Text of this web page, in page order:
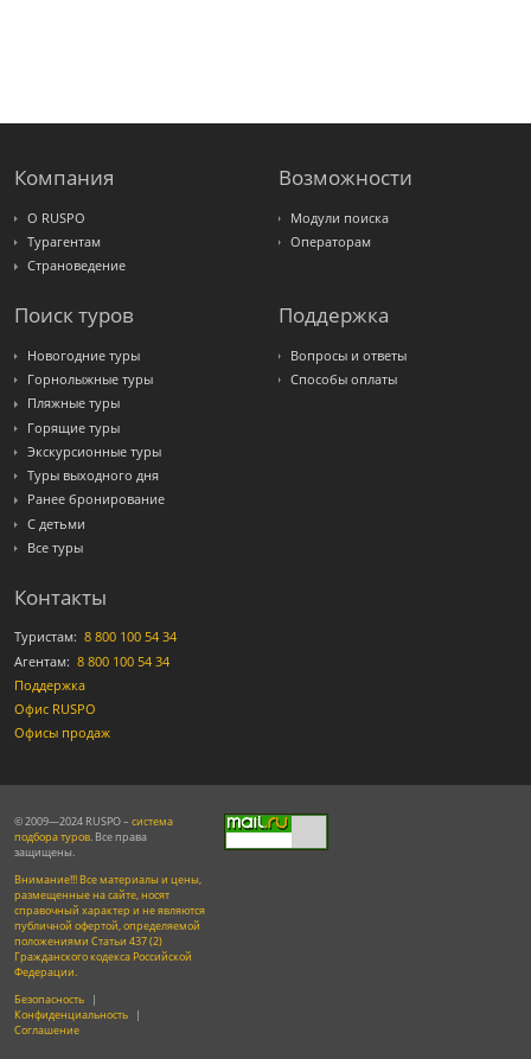
Интурист
Компания
О RUSPO
Турагентам
Страноведение
Возможности
Модули поиска
Операторам
Поиск туров
Новогодние туры
Горнолыжные туры
Пляжные туры
Горящие туры
Экскурсионные туры
Туры выходного дня
Ранее бронирование
С детьми
Все туры
Поддержка
Вопросы и ответы
Способы оплаты
Контакты
Туристам: 8 800 100 54 34
Агентам: 8 800 100 54 34
Поддержка
Офис RUSPO
Офисы продаж
© 2009—2024 RUSPO – система
подбора туров. Все права
защищены.
Внимание!!! Все материалы и цены,
размещенные на сайте, носят
справочный характер и не являются
публичной офертой, определяемой
положениями Статьи 437 (2)
Гражданского кодекса Российской
Федерации.
Безопасность |
Конфиденциальность |
Соглашение